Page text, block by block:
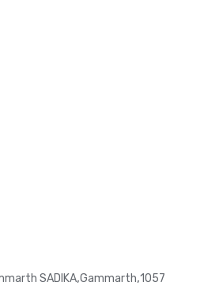
SADIKA,Gammarth,1057